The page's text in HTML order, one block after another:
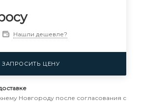
Нашли дешевле?
ЗАПРОСИТЬ ЦЕНУ
Новгороду после согласования с